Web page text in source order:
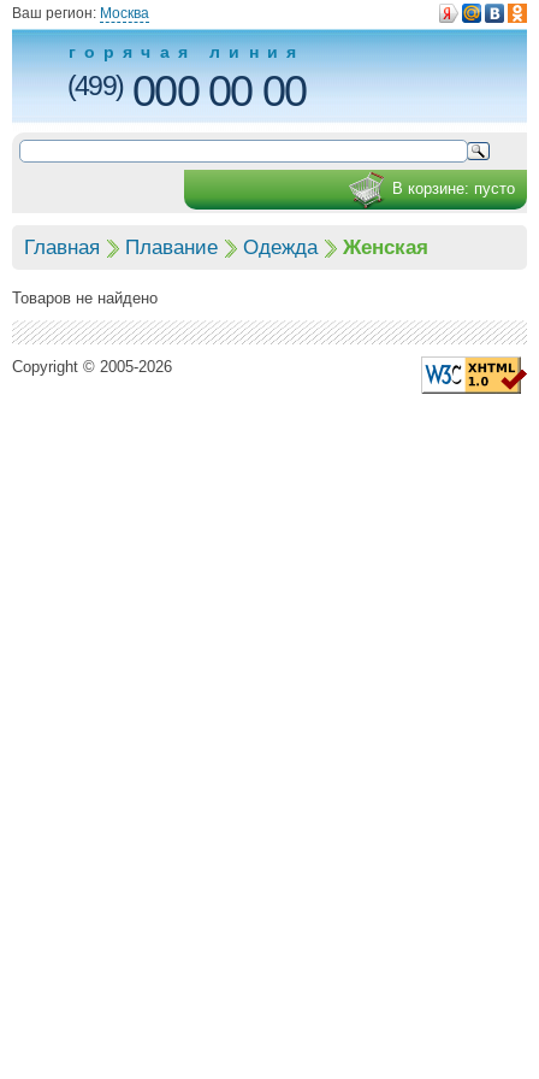
Ваш регион: Москва
горячая линия
(499)000 00 00
В корзине: пусто
Главная Плавание Одежда Женская
Товаров не найдено
Copyright © 2005-2026